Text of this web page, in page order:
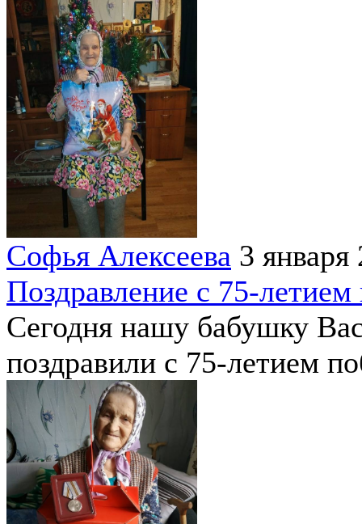
Софья Алексеева 3 января
Поздравление с 75-
Сегодня нашу бабушку
поздравили с 75-летием